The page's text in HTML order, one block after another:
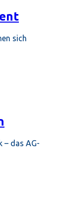
sich
– das AG-